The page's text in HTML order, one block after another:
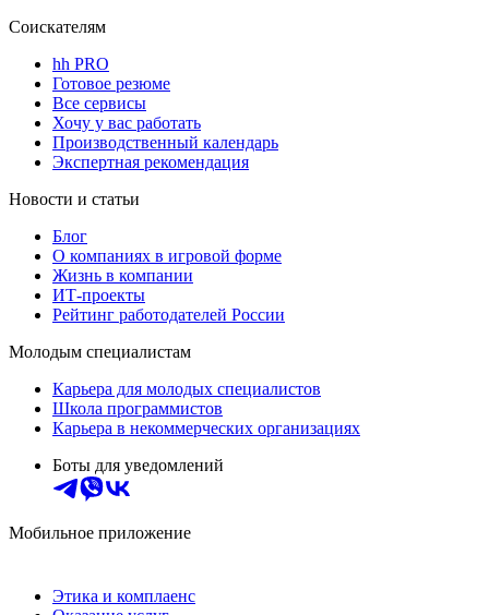
Соискателям
hh PRO
Готовое резюме
Все сервисы
Хочу у вас работать
Производственный календарь
Экспертная рекомендация
Новости и статьи
Блог
О компаниях в игровой форме
Жизнь в компании
ИТ-проекты
Рейтинг работодателей России
Молодым специалистам
Карьера для молодых специалистов
Школа программистов
Карьера в некоммерческих организациях
Боты для уведомлений
Мобильное приложение
Этика и комплаенс